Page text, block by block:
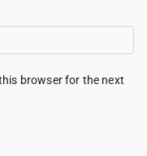
browser for the next